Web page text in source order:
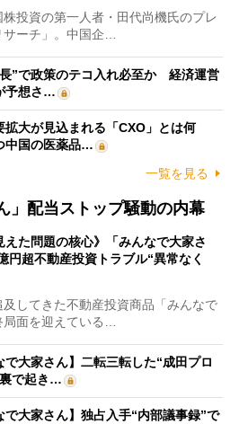
投資の第一人者・田代尚機氏のプレ
サーチ」。中国企…
”で政策のテコ入れ必至か 経済運営
予想さ…
拡大が見込まれる「CXO」とは何
中国の医薬品…
一覧を見る
」配当ストップ騒動の内幕
えた問題の核心》「みんなで大家さ
円超不動産投資トラブル“異常なく
してきた不動産投資商品「みんなで
局面を迎えている…
で大家さん】二転三転した“成田プロ
で起き…
で大家さん】独占入手“内部議事録”で